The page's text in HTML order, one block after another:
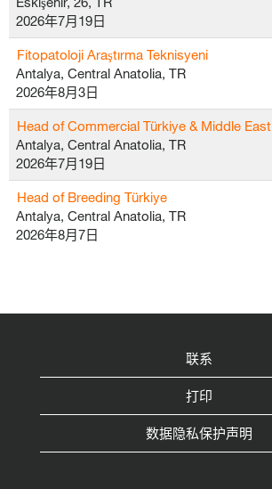
2026年7月19日
Fitopatoloji Araştırma Teknisyeni
Antalya, Central Anatolia, TR
2026年8月3日
Head of Commercial Türkiye & Middle East
Antalya, Central Anatolia, TR
2026年7月19日
Head of Breeding Türkiye
Antalya, Central Anatolia, TR
2026年8月7日
联系
打印
数据隐私保护声明